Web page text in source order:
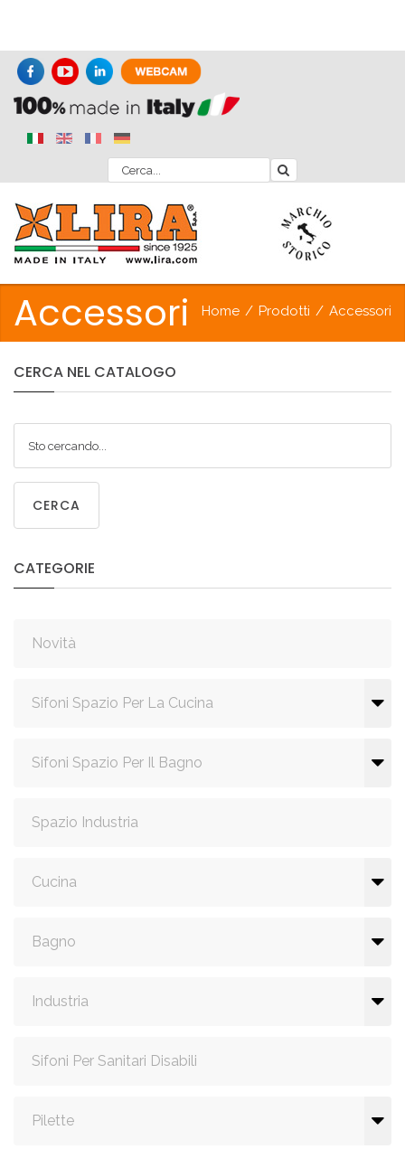
Accessori Home / Prodotti / Accessori
CERCA NEL CATALOGO
CERCA
CATEGORIE
Novità
Sifoni Spazio Per La Cucina
Sifoni Spazio Per Il Bagno
Spazio Industria
Cucina
Bagno
Industria
Sifoni Per Sanitari Disabili
Pilette